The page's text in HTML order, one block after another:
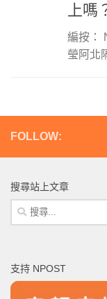
上嗎
編按：
瑩阿北
FOLLOW:
搜尋站上文章
搜
尋
字:
支持 NPOST